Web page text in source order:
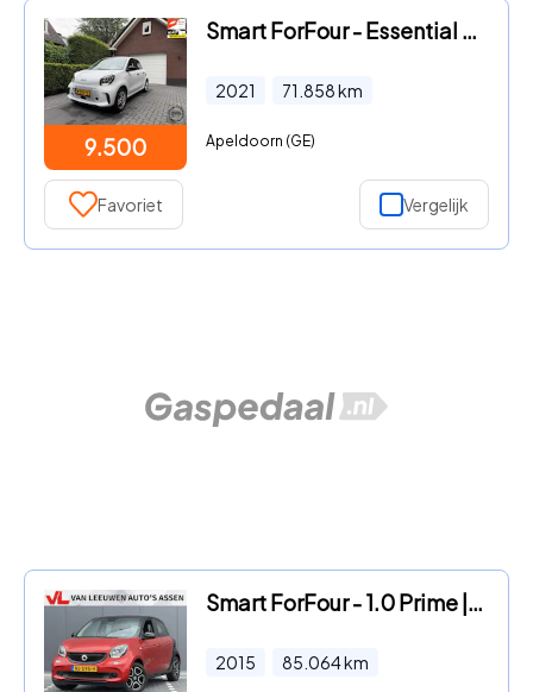
9.500
Smart ForFour - Essential Plus 18 kWh| Bj.2021|Cruise| Leer
2021 71.858km
Apeldoorn (GE)
Favoriet Vergelijk
Smart ForFour - 1.0 Prime | RIJKLAAR | Stoelverwarming | Leder | Cruise
2015 85.064km